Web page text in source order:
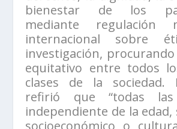
bienestar de los
mediante regulación
internacional sobre
investigación,
equitativo entre todos
clases de la sociedad.
refirió que “todas las
independiente de la
socioeconómico o